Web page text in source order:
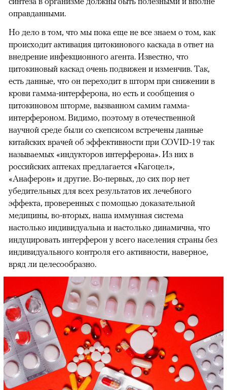
оправданными.
Но дело в том, что мы пока еще не все знаем о том, как
происходит активация цитокинового каскада в ответ на
внедрение инфекционного агента. Известно, что
цитокиновый каскад очень подвижен и изменчив. Так,
есть данные, что он переходит в шторм при снижении в
крови гамма-интерферона, но есть и сообщения о
цитокиновом шторме, вызванном самим гамма-
интерфероном. Видимо, поэтому в отечественной
научной среде были со скепсисом встречены данные
китайских врачей об эффективности при COVID-19 так
называемых «индукторов интерферона». Из них в
российских аптеках предлагается «Кагоцел»,
«Анаферон» и другие. Во-первых, до сих пор нет
убедительных для всех результатов их лечебного
эффекта, проверенных с помощью доказательной
медицины, во-вторых, наша иммунная система
настолько индивидуальна и настолько динамична, что
индуцировать интерферон у всего населения страны без
индивидуального контроля его активности, наверное,
вряд ли целесообразно.